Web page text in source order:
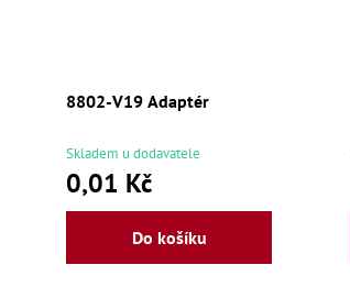
8802-V19 Adaptér
Skladem u dodavatele
0,01 Kč
Do košíku